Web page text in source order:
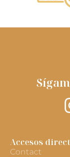
Accesos
Contact